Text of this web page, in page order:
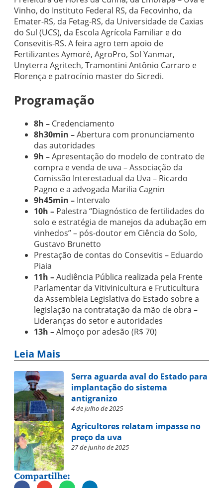
Vinho, do Instituto Federal RS, da Fecovinho, da
Emater-RS, da Fetag-RS, da Universidade de Caxias
do Sul (UCS), da Escola Agrícola Familiar e do
Consevitis-RS. A feira agro tem apoio de
Fertilizantes Aymoré, AgroPro, Sol Yanmar,
Unyterra Agritech, Tramontini Antônio Carraro e
Florença e patrocínio master do Sicredi.
Programação
8h – Credenciamento
8h30min –Abertura com pronunciamento
das autoridades
9h –Apresentação do modelo de contrato de
compra e venda de uva – Associação da
Comissão Interestadual da Uva – Ricardo
Pagno e a advogada Marilia Cagnin
9h45min – Intervalo
10h – Palestra “Diagnóstico de fertilidades do
solo e estratégia de manejos da adubação em
vinhedos” – pós-doutor em Ciência do Solo,
Gustavo Brunetto
Prestação de contas do Consevitis – Eduardo
Piaia
11h –Audiência Pública realizada pela Frente
Parlamentar da Vitivinicultura e Fruticultura
da Assembleia Legislativa do Estado sobre a
legislação na contratação da mão de obra –
Lideranças do setor e autoridades
13h –Almoço por adesão (R$ 70)
Leia Mais
Serra aguarda aval do Estado para
implantação do sistema
antigranizo
4 de julho de 2025
Agricultores relatam impasse no
preço da uva
27 de junho de 2025
Compartilhe: